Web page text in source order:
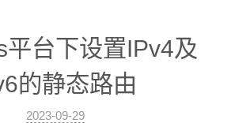
台下设置IPv4及
的静态路由
2023-09-29